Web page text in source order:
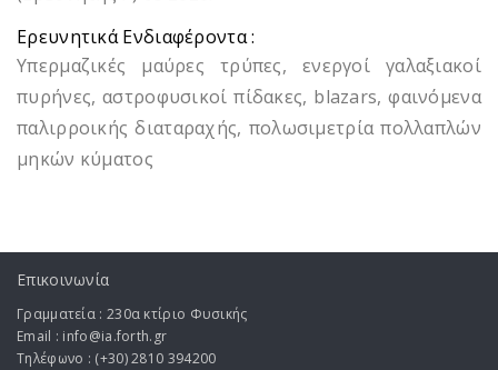
Ερευνητικά Ενδιαφέροντα :
Υπερμαζικές μαύρες τρύπες, ενεργοί γαλαξιακοί
πυρήνες, αστροφυσικοί πίδακες, blazars, φαινόμενα
παλιρροικής διαταραχής, πολωσιμετρία πολλαπλών
μηκών κύματος
Επικοινωνία
Γραμματεία : 230α κτίριο Φυσικής
Email : info@ia.forth.gr
Τηλέφωνο : (+30) 2810 394200